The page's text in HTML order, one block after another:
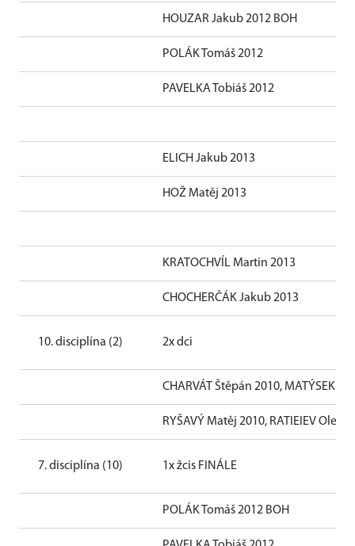
HOUZAR Jakub 2012 BOH
POLÁK Tomáš 2012
PAVELKA Tobiáš 2012
ELICH Jakub 2013
HOŽ Matěj 2013
KRATOCHVÍL Martin 2013
CHOCHERČÁK Jakub 2013
10. disciplína (2) 2x dci
CHARVÁT Štěpán 2010, MATÝSEK
RYŠAVÝ Matěj 2010, RATIEIEV
7. disciplína (10) 1x žcis FINÁLE
POLÁK Tomáš 2012 BOH